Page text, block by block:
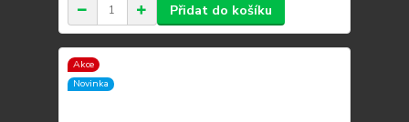
Přidat do košíku
Akce
Novinka